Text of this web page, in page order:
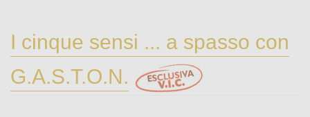
I cinque sensi ... a spasso con
G.A.S.T.O.N.